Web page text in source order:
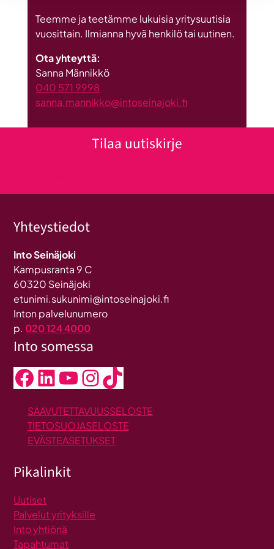
Teemme ja teetämme lukuisia yritysuutisia
vuosittain. Ilmianna hyvä henkilö tai uutinen.
Ota yhteyttä:
Sanna Männikkö
040 571 9998
sanna.mannikko@intoseinajoki.fi
Tilaa uutiskirje
Yhteystiedot
Into Seinäjoki
Kampusranta 9 C
60320 Seinäjoki
etunimi.sukunimi@intoseinajoki.fi
Inton palvelunumero
p. 020 124 4000
Into somessa
Facebook LinkedIn YouTube InstagramTikTok
SAAVUTETTAVUUSSELOSTE
TIETOSUOJASELOSTE
EVÄSTEASETUKSET
Pikalinkit
Uutiset
Palvelut yrityksille
Into yhtiönä
Tapahtumat